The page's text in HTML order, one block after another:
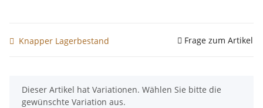
Knapper Lagerbestand Frage zum Artikel
x
Dieser Artikel hat Variationen. Wählen Sie bitte die
gewünschte Variation aus.